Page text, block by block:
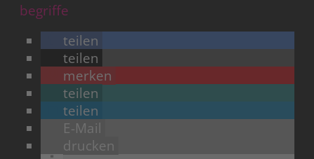
begriffe
teilen
teilen
merken
teilen
teilen
E-Mail
drucken